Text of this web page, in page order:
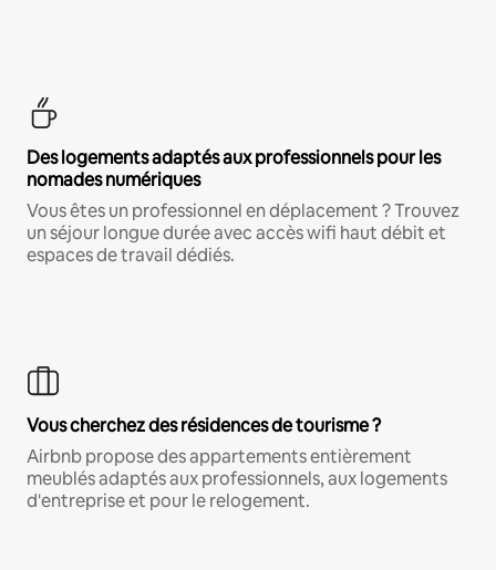
Des logements adaptés aux professionnels pour les
nomades numériques
Vous êtes un professionnel en déplacement ? Trouvez
un séjour longue durée avec accès wifi haut débit et
espaces de travail dédiés.
Vous cherchez des résidences de tourisme ?
Airbnb propose des appartements entièrement
meublés adaptés aux professionnels, aux logements
d'entreprise et pour le relogement.